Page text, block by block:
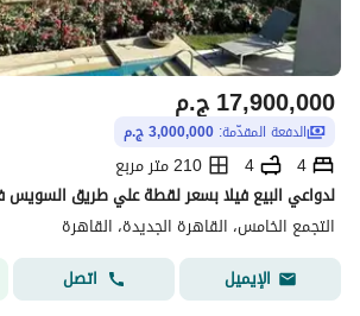
ج.م17,900,000
الدفعة المقدّمة: 3,000,000 ج.م
4
4
210 متر مربع
لدواعي البيع فيلا بسعر لقطة علي طريق
التجمع الخامس، القاهرة الجديدة، القاهرة
الإيميل
اتصل